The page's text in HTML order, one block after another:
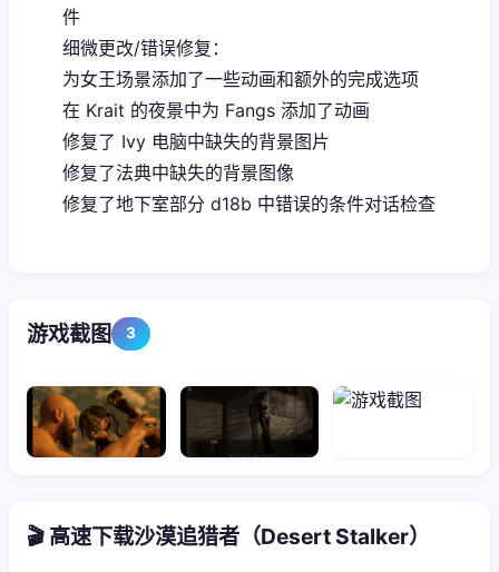
件
细微更改/错误修复：
为女王场景添加了一些动画和额外的完成选项
在 Krait 的夜景中为 Fangs 添加了动画
修复了 Ivy 电脑中缺失的背景图片
修复了法典中缺失的背景图像
修复了地下室部分 d18b 中错误的条件对话检查
游戏截图 3
🎬 高速下载沙漠追猎者（Desert Stalker）